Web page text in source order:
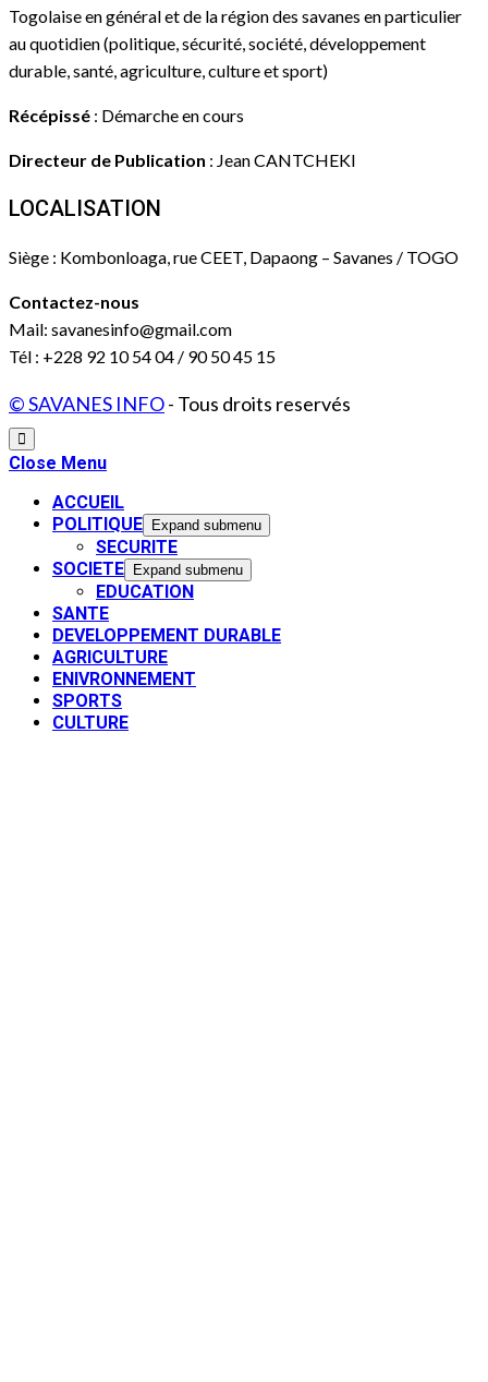
Togolaise en général et de la région des savanes en particulier
au quotidien (politique, sécurité, société, développement
durable, santé, agriculture, culture et sport)
Récépissé : Démarche en cours
Directeur de Publication : Jean CANTCHEKI
LOCALISATION
Siège : Kombonloaga, rue CEET, Dapaong – Savanes / TOGO
Contactez-nous
Mail: savanesinfo@gmail.com
Tél : +228 92 10 54 04 / 90 50 45 15
© SAVANES INFO- Tous droits reservés
Close Menu
ACCUEIL
POLITIQUE
Expand submenu
SECURITE
SOCIETE
Expand submenu
EDUCATION
SANTE
DEVELOPPEMENT DURABLE
AGRICULTURE
ENIVRONNEMENT
SPORTS
CULTURE